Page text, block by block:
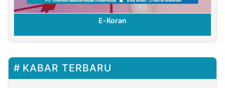
E-Koran
KABAR TERBARU